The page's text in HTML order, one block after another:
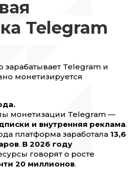
Telegram
зарабатывает Telegram и
монетизируется
монетизации Telegram —
и внутренняя реклама.
платформа заработала 13,6
. В 2026 году
говорят о росте
20 миллионов.